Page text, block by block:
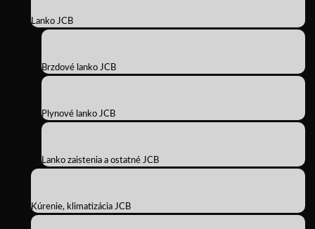
Lanko JCB
Brzdové lanko JCB
Plynové lanko JCB
Lanko zaistenia a ostatné JCB
Kúrenie, klimatizácia JCB